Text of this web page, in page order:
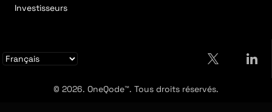
Investisseurs
© 2026. OneQode™. Tous droits réservés.